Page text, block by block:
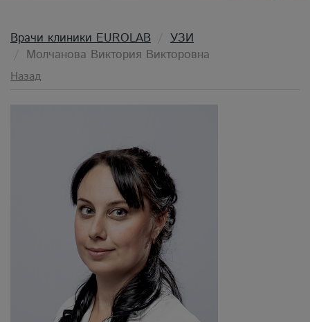
Врачи клиники EUROLAB
УЗИ
Молчанова Виктория Викторовна
Назад